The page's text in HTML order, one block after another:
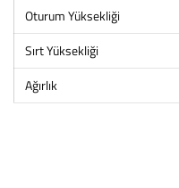
Oturum Yüksekliği
Sırt Yüksekliği
Ağırlık